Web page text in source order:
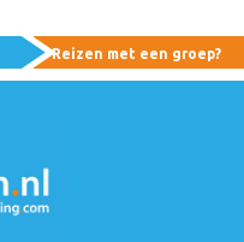
Reizen met een groep?